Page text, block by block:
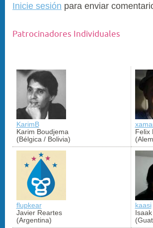
Inicie sesión para enviar
Patrocinadores Individuales
KarimB
Karim Boudjema
(Bélgica / Bolivia)
Felix
flupkear
Javier Reartes
(Argentina)
kaasi